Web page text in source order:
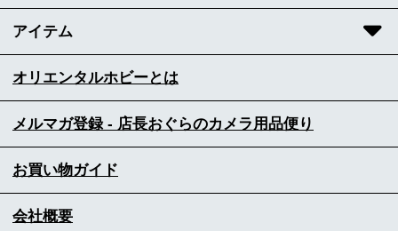
アイテム
オリエンタルホビーとは
メルマガ登録 - 店長おぐらのカメラ用品便り
お買い物ガイド
会社概要